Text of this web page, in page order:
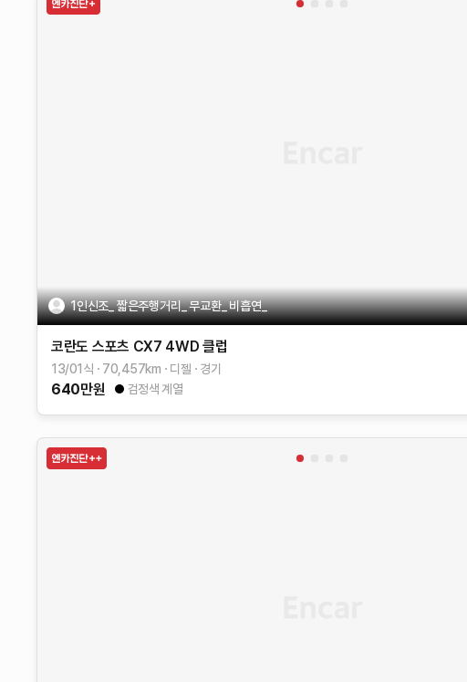
1인신조_ 짧은주행거리_ 무교환_ 비흡연_
코란도 스포츠 CX7 4WD 클럽
13/01식 70,457km 디젤 경기
640만원 검정색 계열